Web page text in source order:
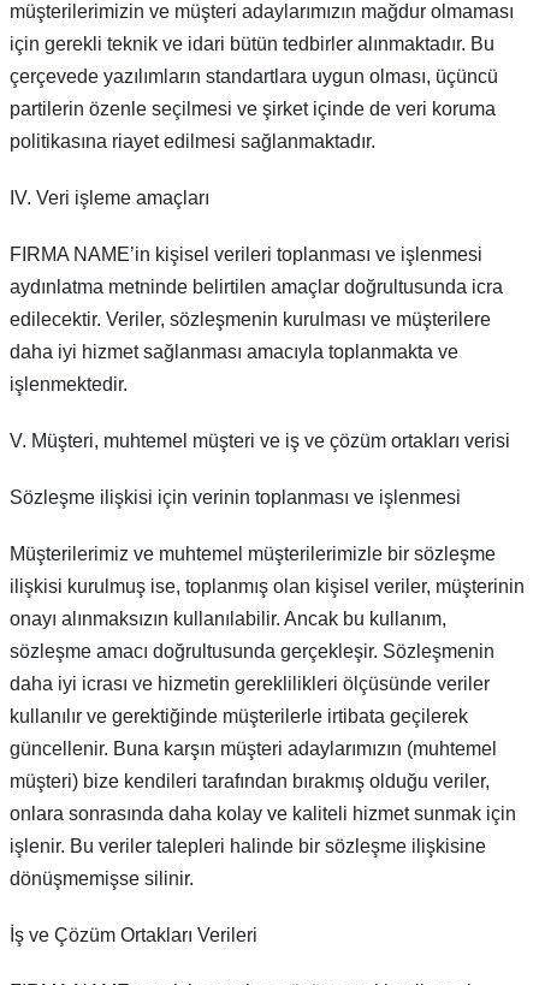
müşterilerimizin ve müşteri adaylarımızın mağdur olmaması
için gerekli teknik ve idari bütün tedbirler alınmaktadır. Bu
çerçevede yazılımların standartlara uygun olması, üçüncü
partilerin özenle seçilmesi ve şirket içinde de veri koruma
politikasına riayet edilmesi sağlanmaktadır.
IV. Veri işleme amaçları
FIRMA NAME’in kişisel verileri toplanması ve işlenmesi
aydınlatma metninde belirtilen amaçlar doğrultusunda icra
edilecektir. Veriler, sözleşmenin kurulması ve müşterilere
daha iyi hizmet sağlanması amacıyla toplanmakta ve
işlenmektedir.
V. Müşteri, muhtemel müşteri ve iş ve çözüm ortakları verisi
Sözleşme ilişkisi için verinin toplanması ve işlenmesi
Müşterilerimiz ve muhtemel müşterilerimizle bir sözleşme
ilişkisi kurulmuş ise, toplanmış olan kişisel veriler, müşterinin
onayı alınmaksızın kullanılabilir. Ancak bu kullanım,
sözleşme amacı doğrultusunda gerçekleşir. Sözleşmenin
daha iyi icrası ve hizmetin gereklilikleri ölçüsünde veriler
kullanılır ve gerektiğinde müşterilerle irtibata geçilerek
güncellenir. Buna karşın müşteri adaylarımızın (muhtemel
müşteri) bize kendileri tarafından bırakmış olduğu veriler,
onlara sonrasında daha kolay ve kaliteli hizmet sunmak için
işlenir. Bu veriler talepleri halinde bir sözleşme ilişkisine
dönüşmemişse silinir.
İş ve Çözüm Ortakları Verileri